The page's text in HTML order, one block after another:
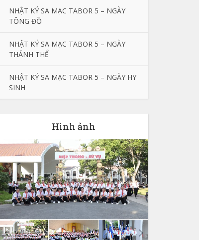
NHẬT KÝ SA MẠC TABOR 5 – NGÀY
TÔNG ĐỒ
NHẬT KÝ SA MẠC TABOR 5 – NGÀY
THÁNH THỂ
NHẬT KÝ SA MẠC TABOR 5 – NGÀY HY
SINH
Hình ảnh